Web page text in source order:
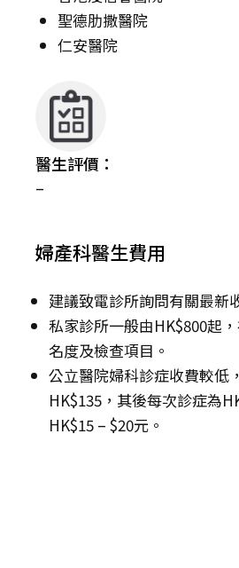
聖德肋撒醫院
仁安醫院
醫生評價：
–
婦產科醫生費用
建議致電診所詢問有關最新
私家診所一般由HK$800起
名度及檢查項目。
公立醫院婦科診症收費較低
HK$135，其後每次診症為
HK$15 – $20元。